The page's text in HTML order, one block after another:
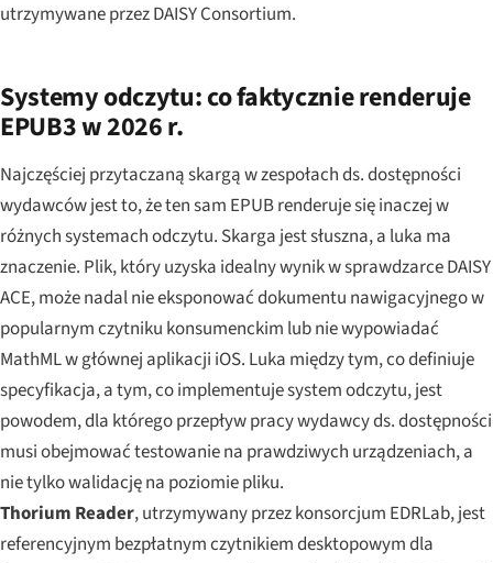
utrzymywane przez DAISY Consortium.
Systemy odczytu: co faktycznie renderuje
EPUB3 w 2026 r.
Najczęściej przytaczaną skargą w zespołach ds. dostępności
wydawców jest to, że ten sam EPUB renderuje się inaczej w
różnych systemach odczytu. Skarga jest słuszna, a luka ma
znaczenie. Plik, który uzyska idealny wynik w sprawdzarce DAISY
ACE, może nadal nie eksponować dokumentu nawigacyjnego w
popularnym czytniku konsumenckim lub nie wypowiadać
MathML w głównej aplikacji iOS. Luka między tym, co definiuje
specyfikacja, a tym, co implementuje system odczytu, jest
powodem, dla którego przepływ pracy wydawcy ds. dostępności
musi obejmować testowanie na prawdziwych urządzeniach, a
nie tylko walidację na poziomie pliku.
Thorium Reader, utrzymywany przez konsorcjum EDRLab, jest
referencyjnym bezpłatnym czytnikiem desktopowym dla